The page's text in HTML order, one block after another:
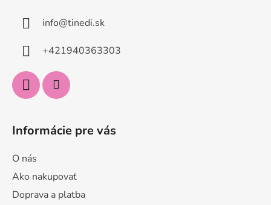
info@tinedi.sk
+421940363303
Informácie pre vás
O nás
Ako nakupovať
Doprava a platba